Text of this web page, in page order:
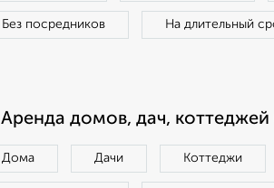
Без посредников На длительный
Аренда домов, дач, коттеджей
Дома Дачи Коттеджи